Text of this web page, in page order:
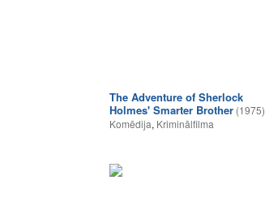
The Adventure of Sherlock
Holmes' Smarter Brother (1975)
Komēdija, Kriminālfilma